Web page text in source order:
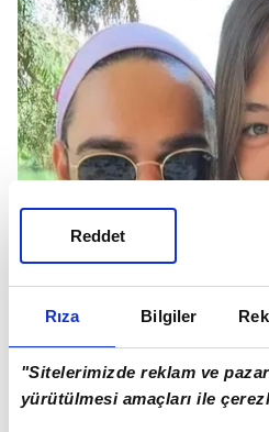
Rıza Bilgiler
"Sitelerimizde reklam ve
yürütülmesi amaçları ile
Reddet